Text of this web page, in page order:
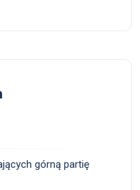
górną partię